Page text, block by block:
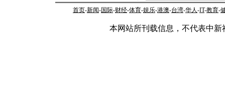
首页-新闻-国际-财经-体育-娱乐-港澳-台湾-华人-IT-教育-
本网站所刊载信息，不代表中